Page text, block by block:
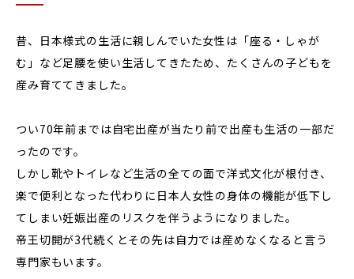
昔、日本様式の生活に親しんでいた女性は「座る・しゃが
む」など足腰を使い生活してきたため、たくさんの子どもを
産み育ててきました。
つい70年前までは自宅出産が当たり前で出産も生活の一部だ
ったのです。
しかし靴やトイレなど生活の全ての面で洋式文化が根付き、
楽で便利となった代わりに日本人女性の身体の機能が低下し
てしまい妊娠出産のリスクを伴うようになりました。
帝王切開が3代続くとその先は自力では産めなくなると言う
専門家もいます。